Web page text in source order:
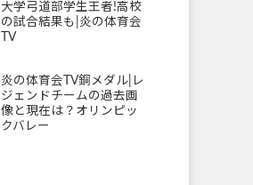
大学弓道部学生王者!高校
の試合結果も|炎の体育会
TV
炎の体育会TV銅メダル|レ
ジェンドチームの過去画
像と現在は？オリンピッ
クバレー